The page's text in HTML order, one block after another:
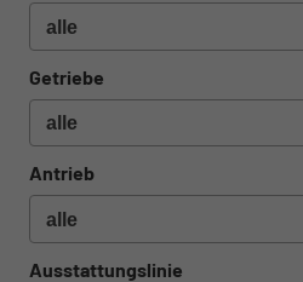
Getriebe
Antrieb
Ausstattungslinie